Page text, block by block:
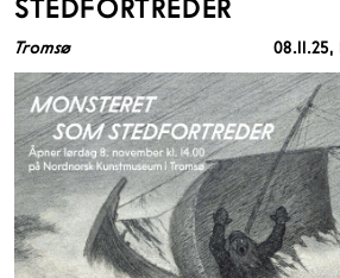
STEDFORTREDER
Tromsø 08.11.25,